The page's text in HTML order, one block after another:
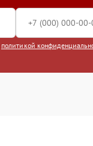
политикой